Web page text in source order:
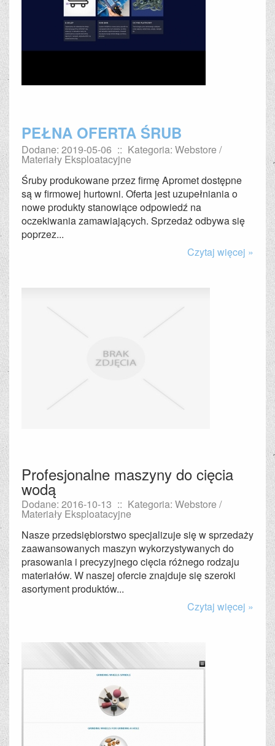
PEŁNA OFERTA ŚRUB
Dodane: 2019-05-06 :: Kategoria: Webstore /
Materiały Eksploatacyjne
Śruby produkowane przez firmę Apromet dostępne
są w firmowej hurtowni. Oferta jest uzupełniania o
nowe produkty stanowiące odpowiedź na
oczekiwania zamawiających. Sprzedaż odbywa się
poprzez...
Czytaj więcej »
Profesjonalne maszyny do cięcia
wodą
Dodane: 2016-10-13 :: Kategoria: Webstore /
Materiały Eksploatacyjne
Nasze przedsiębiorstwo specjalizuje się w sprzedaży
zaawansowanych maszyn wykorzystywanych do
prasowania i precyzyjnego cięcia różnego rodzaju
materiałów. W naszej ofercie znajduje się szeroki
asortyment produktów...
Czytaj więcej »